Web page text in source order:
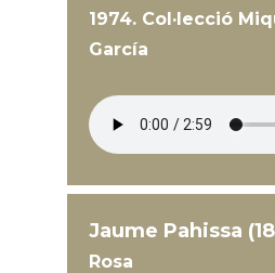
1974. Col·lecció
García
Jaume Pahissa
Rosa